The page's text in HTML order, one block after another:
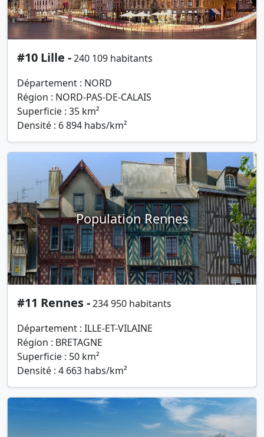
#10 Lille -240 109 habitants
Département : NORD
Région : NORD-PAS-DE-CALAIS
Superficie : 35 km²
Densité : 6 894 habs/km²
Population Rennes
#11 Rennes -234 950 habitants
Département : ILLE-ET-VILAINE
Région : BRETAGNE
Superficie : 50 km²
Densité : 4 663 habs/km²